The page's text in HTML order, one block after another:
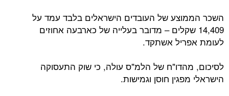
השכר הממוצע של העובדים הישראלים בלבד עמד על
14,409 שקלים – מדובר בעלייה של כארבעה אחוזים
לעומת אפריל אשתקד.
לסיכום, מהדו"ח של הלמ"ס עולה, כי שוק התעסוקה
הישראלי מפגין חוסן וגמישות.